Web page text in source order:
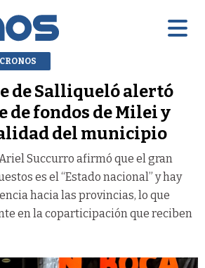
de Salliqueló alertó
de fondos de Milei y
del municipio
Ariel Succurro afirmó que el gran
es el “Estado nacional” y hay
hacia las provincias, lo que
en la coparticipación que reciben